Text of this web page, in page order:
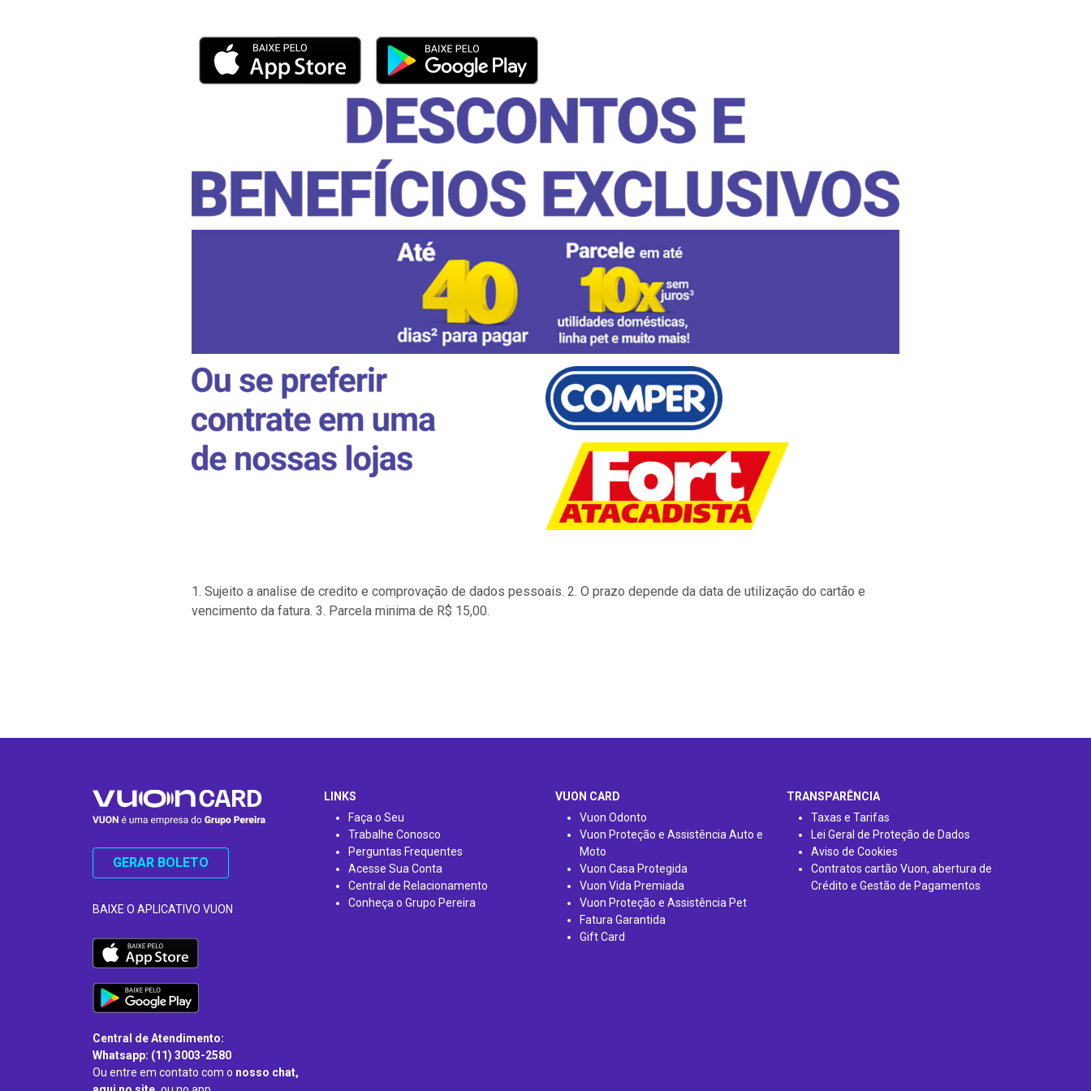
1. Sujeito a analise de credito e comprovação de dados pessoais. 2. O prazo depende da data de utilização do cartão e
vencimento da fatura. 3. Parcela minima de R$ 15,00.
GERAR BOLETO
BAIXE O APLICATIVO VUON
Central de Atendimento:
Whatsapp: (11) 3003-2580
Ou entre em contato com o nosso chat,
LINKS
Faça o Seu
Trabalhe Conosco
Perguntas Frequentes
Acesse Sua Conta
Central de Relacionamento
Conheça o Grupo Pereira
VUON CARD
Vuon Odonto
Vuon Proteção e Assistência Auto e
Moto
Vuon Casa Protegida
Vuon Vida Premiada
Vuon Proteção e Assistência Pet
Fatura Garantida
Gift Card
TRANSPARÊNCIA
Taxas e Tarifas
Lei Geral de Proteção de Dados
Aviso de Cookies
Contratos cartão Vuon, abertura de
Crédito e Gestão de Pagamentos